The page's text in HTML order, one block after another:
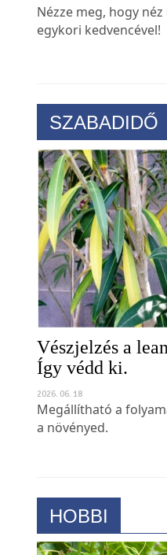
2025. 12. 10
Nézze meg, hogy
SZABADIDŐ
Vészjelzés a
Így védd ki.
2026. 06. 18
Megállítható a
HOBBI